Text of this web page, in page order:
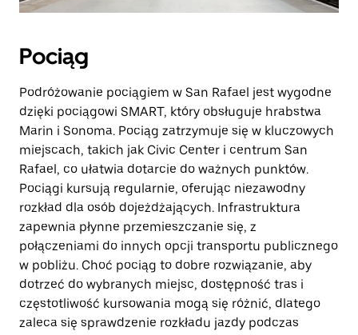
Pociąg
Podróżowanie pociągiem w San Rafael jest wygodne
dzięki pociągowi SMART, który obsługuje hrabstwa
Marin i Sonoma. Pociąg zatrzymuje się w kluczowych
miejscach, takich jak Civic Center i centrum San
Rafael, co ułatwia dotarcie do ważnych punktów.
Pociągi kursują regularnie, oferując niezawodny
rozkład dla osób dojeżdżających. Infrastruktura
zapewnia płynne przemieszczanie się, z
połączeniami do innych opcji transportu publicznego
w pobliżu. Choć pociąg to dobre rozwiązanie, aby
dotrzeć do wybranych miejsc, dostępność tras i
częstotliwość kursowania mogą się różnić, dlatego
zaleca się sprawdzenie rozkładu jazdy podczas